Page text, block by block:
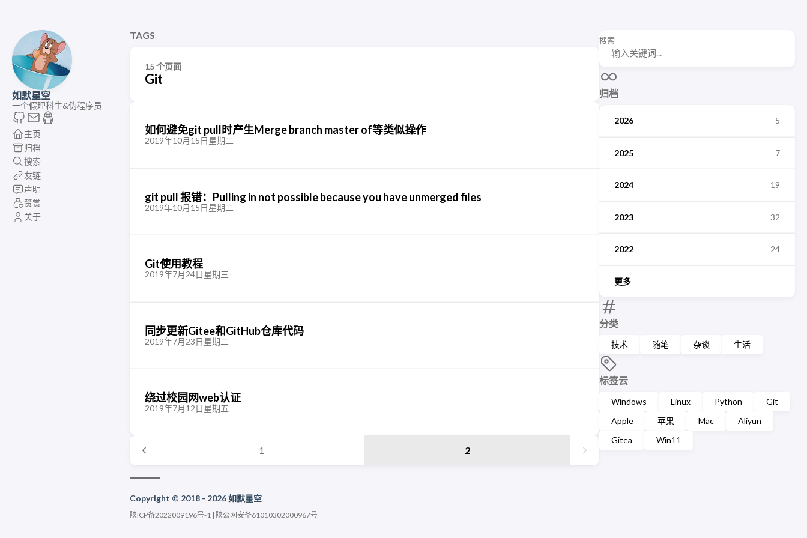
如默星空
一个假理科生&伪程序员
主页
归档
搜索
友链
声明
赞赏
关于
搜索
归档
2026 5
2025 7
2024 19
2023 32
2022 24
更多
分类
技术 随笔 杂谈 生活
标签云
Windows Linux Python
Git
Apple
苹果 Mac
Aliyun
Gitea
Win11
TAGS
15 个页面
Git
如何避免git pull时产生Merge branch master of等类似操作
2019年10月15日星期二
git pull 报错：Pulling in not possible because you have unmerged files
2019年10月15日星期二
Git使用教程
2019年7月24日星期三
同步更新Gitee和GitHub仓库代码
2019年7月23日星期二
绕过校园网web认证
2019年7月12日星期五
1 2
Copyright © 2018 - 2026 如默星空
陕ICP备2022009196号-1 | 陕公网安备61010302000967号